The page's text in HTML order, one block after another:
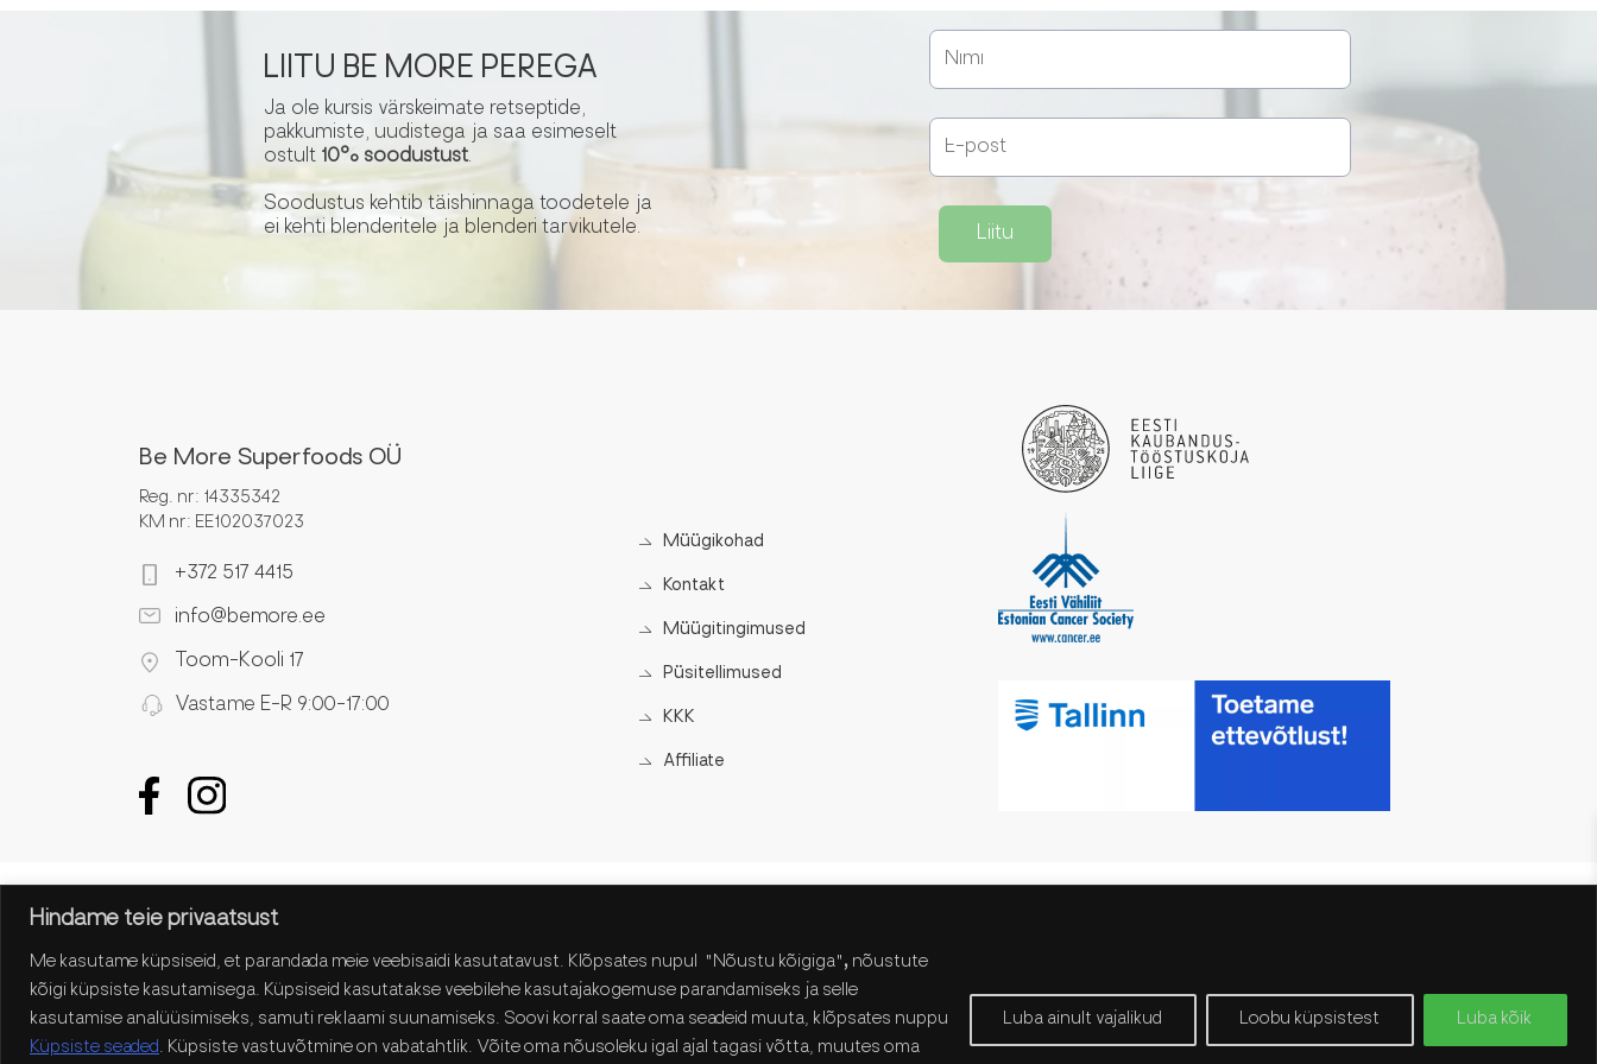
Hindame teie privaatsust
Me kasutame küpsiseid, et parandada meie veebisaidi kasutatavust. Klõpsates nupul "Nõustu kõigiga" , nõustute
kõigi küpsiste kasutamisega. Küpsiseid kasutatakse veebilehe kasutajakogemuse parandamiseks ja selle
kasutamise analüüsimiseks, samuti reklaami suunamiseks. Soovi korral saate oma seadeid muuta, klõpsates nuppu
Küpsiste seaded . Küpsiste vastuvõtmine on vabatahtlik. Võite oma nõusoleku igal ajal tagasi võtta, muutes oma
Luba ainult vajalikud Loobu küpsistest Luba kõik
LIITU BE MORE PEREGA
Ja ole kursis värskeimate retseptide,
pakkumiste, uudistega ja saa esimeselt
ostult 10% soodustust.
Soodustus kehtib täishinnaga toodetele ja
ei kehti blenderitele ja blenderi tarvikutele.
Liitu
Be More Superfoods OÜ
Reg. nr: 14335342
KM nr: EE102037023
+372 517 4415
info@bemore.ee
Toom-Kooli 17
Vastame E-R 9:00-17:00
Müügikohad
Kontakt
Müügitingimused
Püsitellimused
KKK
Affiliate